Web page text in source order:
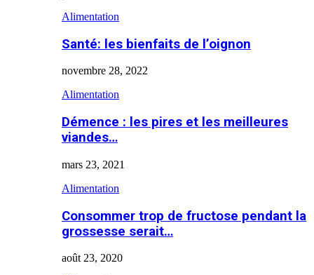
Alimentation
Santé: les bienfaits de l’oignon
novembre 28, 2022
Alimentation
Démence : les pires et les meilleures
viandes…
mars 23, 2021
Alimentation
Consommer trop de fructose pendant la
grossesse serait…
août 23, 2020